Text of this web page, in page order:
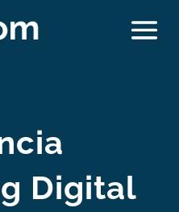
Digital